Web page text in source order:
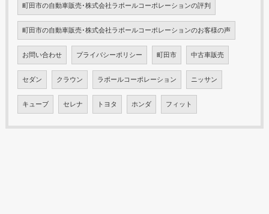
町田市の自動車販売･株式会社ラポールコーポレーションの評判
町田市の自動車販売･株式会社ラポールコーポレーションのお客様の声
お問い合わせ プライバシーポリシー 町田市 中古車販売
セダン クラウン ラポールコーポレーション ニッサン
キューブ セレナ トヨタ ホンダ フィット